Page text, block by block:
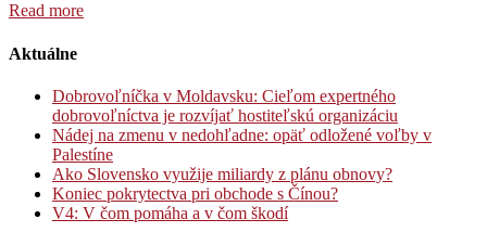
Read more
Aktuálne
Dobrovoľníčka v Moldavsku: Cieľom expertného
dobrovoľníctva je rozvíjať hostiteľskú organizáciu
Nádej na zmenu v nedohľadne: opäť odložené voľby v
Palestíne
Ako Slovensko využije miliardy z plánu obnovy?
Koniec pokrytectva pri obchode s Čínou?
V4: V čom pomáha a v čom škodí